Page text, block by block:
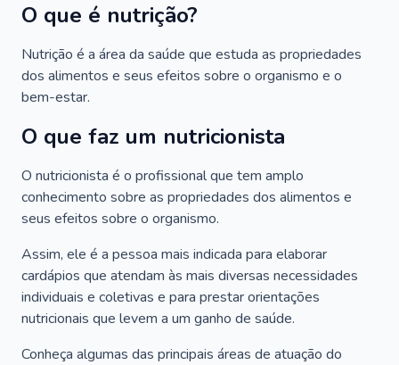
O que é nutrição?
Nutrição é a área da saúde que estuda as propriedades
dos alimentos e seus efeitos sobre o organismo e o
bem-estar.
O que faz um nutricionista
O nutricionista é o profissional que tem amplo
conhecimento sobre as propriedades dos alimentos e
seus efeitos sobre o organismo.
Assim, ele é a pessoa mais indicada para elaborar
cardápios que atendam às mais diversas necessidades
individuais e coletivas e para prestar orientações
nutricionais que levem a um ganho de saúde.
Conheça algumas das principais áreas de atuação do